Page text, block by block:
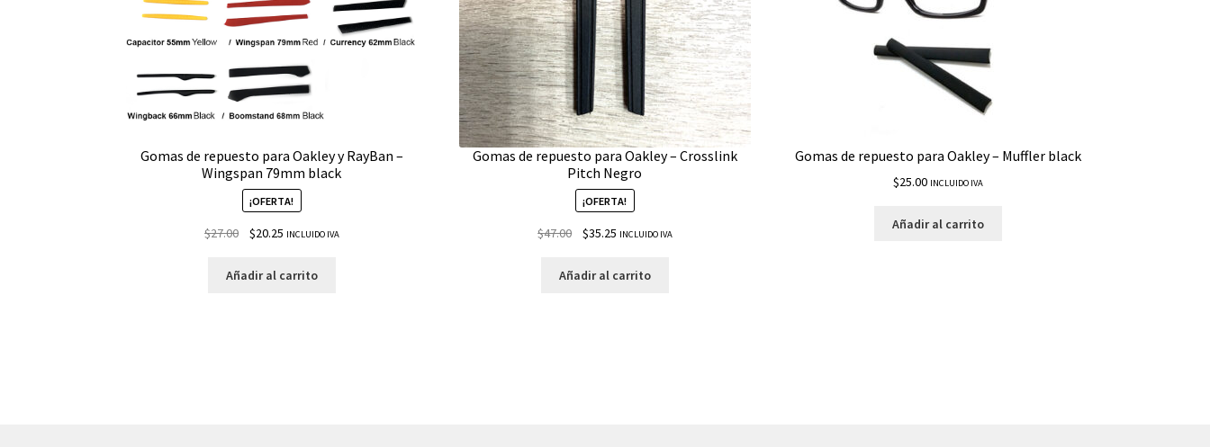
Gomas de repuesto para Oakley y RayBan –
Wingspan 79mm black
¡OFERTA!
$27.00 $20.25 INCLUIDO IVA
Añadir al carrito
Gomas de repuesto para Oakley – Crosslink
Pitch Negro
¡OFERTA!
$47.00 $35.25 INCLUIDO IVA
Añadir al carrito
Gomas de repuesto para Oakley – Muffler black
$25.00 INCLUIDO IVA
Añadir al carrito